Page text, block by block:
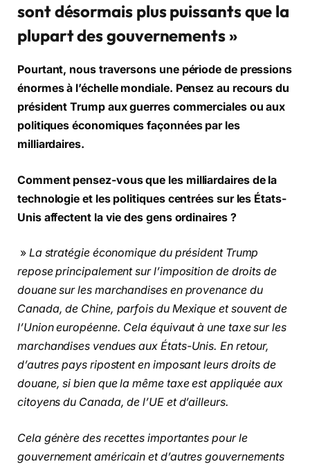
sont désormais plus puissants que la
plupart des gouvernements »
Pourtant, nous traversons une période de pressions
énormes à l’échelle mondiale. Pensez au recours du
président Trump aux guerres commerciales ou aux
politiques économiques façonnées par les
milliardaires.
Comment pensez-vous que les milliardaires de la
technologie et les politiques centrées sur les États-
Unis affectent la vie des gens ordinaires ?
» La stratégie économique du président Trump
repose principalement sur l’imposition de droits de
douane sur les marchandises en provenance du
Canada, de Chine, parfois du Mexique et souvent de
l’Union européenne. Cela équivaut à une taxe sur les
marchandises vendues aux États-Unis. En retour,
d’autres pays ripostent en imposant leurs droits de
douane, si bien que la même taxe est appliquée aux
citoyens du Canada, de l’UE et d’ailleurs.
Cela génère des recettes importantes pour le
gouvernement américain et d’autres gouvernements